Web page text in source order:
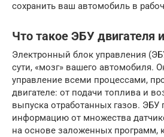
сохранить ваш автомобиль в
Что такое ЭБУ двигателя
Электронный блок управления
сути, «мозг» вашего автомобиля.
управление всеми процессами,
двигателе: от подачи топлива и
выпуска отработанных газов. ЭБУ
информацию от множества
на основе заложенных программ,